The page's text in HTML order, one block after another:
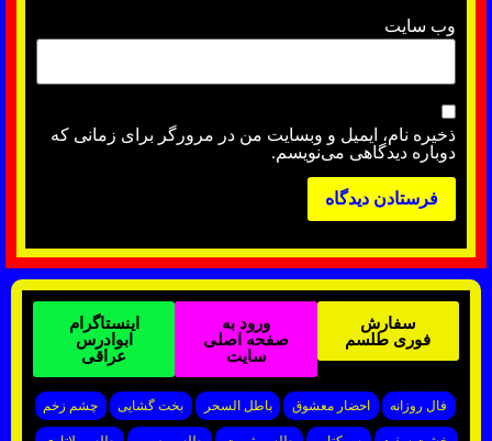
وب‌ سایت
ذخیره نام، ایمیل و وبسایت من در مرورگر برای زمانی که
دوباره دیدگاهی می‌نویسم.
سفارش
فوری طلسم
ورود به
صفحه اصلی
سایت
اینستاگرام
ابوادرس
عراقی
فال روزانه احضار معشوق باطل السحر بخت گشایی چشم زخم